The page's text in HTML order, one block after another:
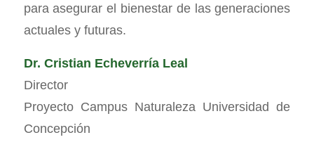
para asegurar el bienestar de las generaciones
actuales y futuras.
Dr. Cristian Echeverría Leal
Director
Proyecto Campus Naturaleza Universidad de
Concepción